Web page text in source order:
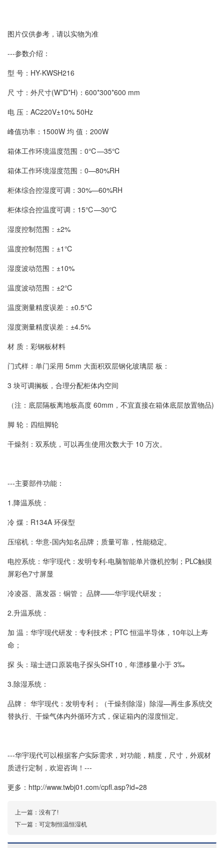
图片仅供参考，请以实物为准
---参数介绍：
型 号：HY-KWSH216
尺 寸：外尺寸(W*D*H)：600*300*600 mm
电 压：AC220V±10% 50Hz
峰值功率：1500W 均 值：200W
箱体工作环境温度范围：0℃—35℃
箱体工作环境湿度范围：0—80%RH
柜体综合控湿度可调：30%—60%RH
柜体综合控温度可调：15℃—30℃
湿度控制范围：±2%
温度控制范围：±1℃
湿度波动范围：±10%
温度波动范围：±2℃
温度测量精度误差：±0.5℃
湿度测量精度误差：±4.5%
材 质：彩钢板材料
门式样：单门采用 5mm 大面积双层钢化玻璃层 板：
3 块可调搁板，合理分配柜体内空间
（注：底层隔板离地板高度 60mm，不宜直接在箱体底层放置物品)
脚 轮：四组脚轮
干燥剂：双系统，可以再生使用次数大于 10 万次。
---主要部件功能：
1.降温系统：
冷 煤：R134A 环保型
压缩机：华意-国内知名品牌；质量可靠，性能稳定。
电控系统：华宇现代：发明专利-电脑智能单片微机控制；PLC触摸
屏彩色7寸屏显
冷凌器、蒸发器：铜管； 品牌——华宇现代研发；
2.升温系统：
加 温：华宇现代研发：专利技术；PTC 恒温半导体，10年以上寿
命；
探 头：瑞士进口原装电子探头SHT10，年漂移量小于 3‰
3.除湿系统：
品牌： 华宇现代：发明专利；（干燥剂除湿）除湿—再生多系统交
替执行、干燥气体内外循环方式，保证箱内的湿度恒定。
---华宇现代可以根据客户实际需求，对功能，精度，尺寸，外观材
质进行定制，欢迎咨询！---
更多： http://www.twbj01.com/cpfl.asp?id=28
上一篇： 没有了!
下一篇： 可定制恒温恒湿机